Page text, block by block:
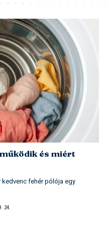
és miért
fehér pólója egy
24.